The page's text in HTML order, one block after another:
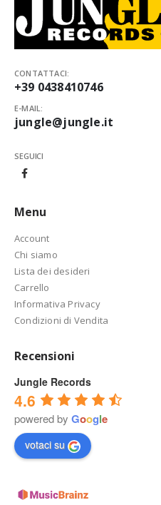
CONTATTACI:
+39 0438410746
E-MAIL:
jungle@jungle.it
SEGUICI
Menu
Account
Chi siamo
Lista dei desideri
Carrello
Informativa Privacy
Condizioni di Vendita
Recensioni
Jungle Records
4.6
powered by Google
votaci su